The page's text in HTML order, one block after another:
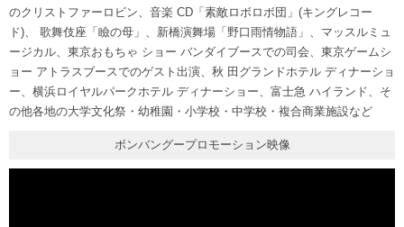
のクリストファーロビン、音楽 CD「素敵ロボロボ団」(キングレコー
ド)、 歌舞伎座「瞼の母」、新橋演舞場「野口雨情物語」、マッスルミュ
ージカル、東京おもちゃ ショー バンダイブースでの司会、東京ゲームシ
ョー アトラスブースでのゲスト出演、秋 田グランドホテル ディナーショ
ー、横浜ロイヤルパークホテル ディナーショー、富士急 ハイランド、そ
の他各地の大学文化祭・幼稚園・小学校・中学校・複合商業施設など
ボンバングープロモーション映像